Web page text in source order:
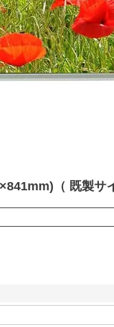
（ 既製サ